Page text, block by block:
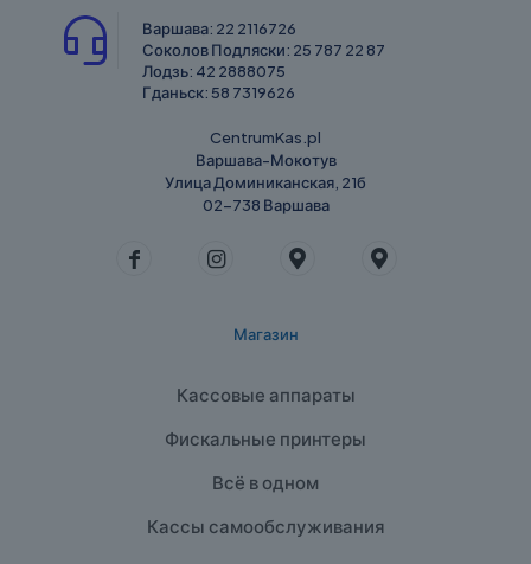
Варшава: 22 2116726
Соколов Подляски: 25 787 22 87
Лодзь: 42 2888075
Гданьск: 58 7319626
CentrumKas.pl
Варшава-Мокотув
Улица Доминиканская, 21б
02-738 Варшава
Магазин
Кассовые аппараты
Фискальные принтеры
Всё в одном
Кассы самообслуживания